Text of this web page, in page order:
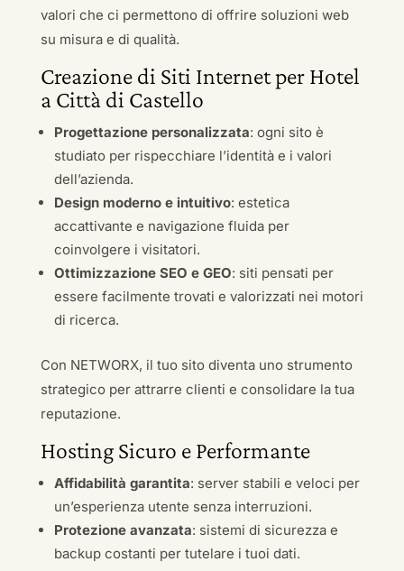
valori che ci permettono di offrire soluzioni web
su misura e di qualità.
Creazione di Siti Internet per Hotel
a Città di Castello
Progettazione personalizzata: ogni sito è
studiato per rispecchiare l’identità e i valori
dell’azienda.
Design moderno e intuitivo: estetica
accattivante e navigazione fluida per
coinvolgere i visitatori.
Ottimizzazione SEO e GEO: siti pensati per
essere facilmente trovati e valorizzati nei motori
di ricerca.
Con NETWORX, il tuo sito diventa uno strumento
strategico per attrarre clienti e consolidare la tua
reputazione.
Hosting Sicuro e Performante
Affidabilità garantita: server stabili e veloci per
un’esperienza utente senza interruzioni.
Protezione avanzata: sistemi di sicurezza e
backup costanti per tutelare i tuoi dati.